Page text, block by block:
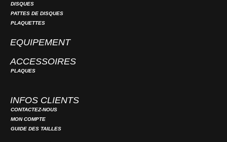
DISQUES
PATTES DE DISQUES
PLAQUETTES
EQUIPEMENT
ACCESSOIRES
PLAQUES
INFOS CLIENTS
CONTACTEZ-NOUS
MON COMPTE
GUIDE DES TAILLES